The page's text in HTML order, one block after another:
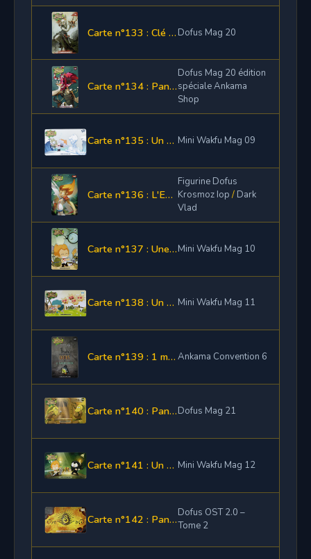
Carte n°133 : Clé bétâ Zobal Dofus Mag 20
Carte n°134 : Panoplie Panoplopinz
Dofus Mag 20 édition
spéciale Ankama
Shop
Carte n°135 : Un marteau Shushette Mini Wakfu Mag 09
Carte n°136 : L'Emote de Classe Iop
Figurine Dofus
Krosmoz Iop / Dark
Vlad
Carte n°137 : Une pelle ShushetteMini Wakfu Mag 10
Carte n°138 : Un élément de la Panoplie Gato Mini Wakfu Mag 11
Carte n°139 : 1 mois d'abonnement Dofus + Le familier de convention Ankama Convention 6
Carte n°140 : PanoplisonnierDofus Mag 21
Carte n°141 : Un élément de la panoplie Cristaline Mini Wakfu Mag 12
Carte n°142 : Panoplie de PandalidaDofus OST 2.0 –
Tome 2